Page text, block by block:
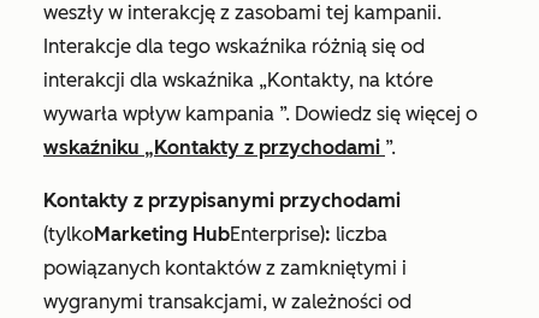
weszły w interakcję z zasobami tej kampanii.
Interakcje dla tego wskaźnika różnią się od
interakcji dla wskaźnika „Kontakty, na które
wywarła wpływ kampania ”. Dowiedz się więcej o
wskaźniku „Kontakty z przychodami ”.
Kontakty z przypisanymi przychodami
(tylkoMarketing HubEnterprise): liczba
powiązanych kontaktów z zamkniętymi i
wygranymi transakcjami, w zależności od